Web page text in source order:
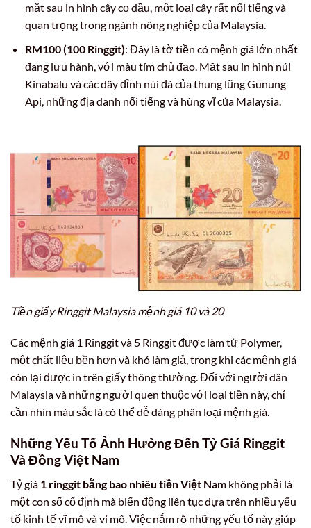
mặt sau in hình cây cọ dầu, một loại cây rất nổi tiếng và
quan trọng trong ngành nông nghiệp của Malaysia.
RM100 (100 Ringgit): Đây là tờ tiền có mệnh giá lớn nhất
đang lưu hành, với màu tím chủ đạo. Mặt sau in hình núi
Kinabalu và các dãy đỉnh núi đá của thung lũng Gunung
Api, những địa danh nổi tiếng và hùng vĩ của Malaysia.
Tiền giấy Ringgit Malaysia mệnh giá 10 và 20
Các mệnh giá 1 Ringgit và 5 Ringgit được làm từ Polymer,
một chất liệu bền hơn và khó làm giả, trong khi các mệnh giá
còn lại được in trên giấy thông thường. Đối với người dân
Malaysia và những người quen thuộc với loại tiền này, chỉ
cần nhìn màu sắc là có thể dễ dàng phân loại mệnh giá.
Những Yếu Tố Ảnh Hưởng Đến Tỷ Giá Ringgit
Và Đồng Việt Nam
Tỷ giá 1 ringgit bằng bao nhiêu tiền Việt Nam không phải là
một con số cố định mà biến động liên tục dựa trên nhiều yếu
tố kinh tế vĩ mô và vi mô. Việc nắm rõ những yếu tố này giúp